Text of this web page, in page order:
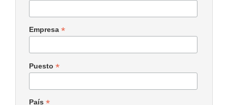
Empresa *
Puesto *
País